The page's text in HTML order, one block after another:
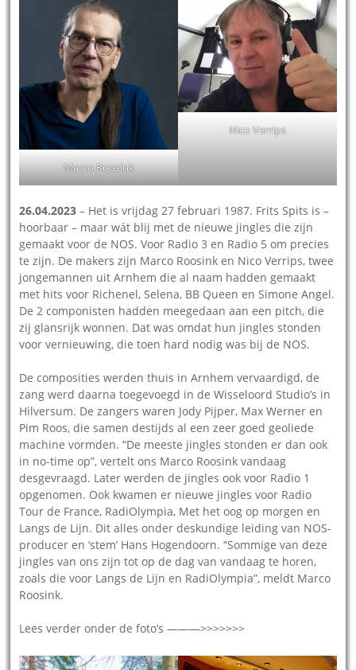
Marco Roosink
Nico Verrips
26.04.2023 – Het is vrijdag 27 februari 1987. Frits Spits is –
hoorbaar – maar wát blij met de nieuwe jingles die zijn
gemaakt voor de NOS. Voor Radio 3 en Radio 5 om precies
te zijn. De makers zijn Marco Roosink en Nico Verrips, twee
jongemannen uit Arnhem die al naam hadden gemaakt
met hits voor Richenel, Selena, BB Queen en Simone Angel.
De 2 componisten hadden meegedaan aan een pitch, die
zij glansrijk wonnen. Dat was omdat hun jingles stonden
voor vernieuwing, die toen hard nodig was bij de NOS.
De composities werden thuis in Arnhem vervaardigd, de
zang werd daarna toegevoegd in de Wisseloord Studio’s in
Hilversum. De zangers waren Jody Pijper, Max Werner en
Pim Roos, die samen destijds al een zeer goed geoliede
machine vormden. “De meeste jingles stonden er dan ook
in no-time op”, vertelt ons Marco Roosink vandaag
desgevraagd. Later werden de jingles ook voor Radio 1
opgenomen. Ook kwamen er nieuwe jingles voor Radio
Tour de France, RadiOlympia, Met het oog op morgen en
Langs de Lijn. Dit alles onder deskundige leiding van NOS-
producer en ‘stem’ Hans Hogendoorn. “Sommige van deze
jingles van ons zijn tot op de dag van vandaag te horen,
zoals die voor Langs de Lijn en RadiOlympia”, meldt Marco
Roosink.
Lees verder onder de foto’s ———>>>>>>>